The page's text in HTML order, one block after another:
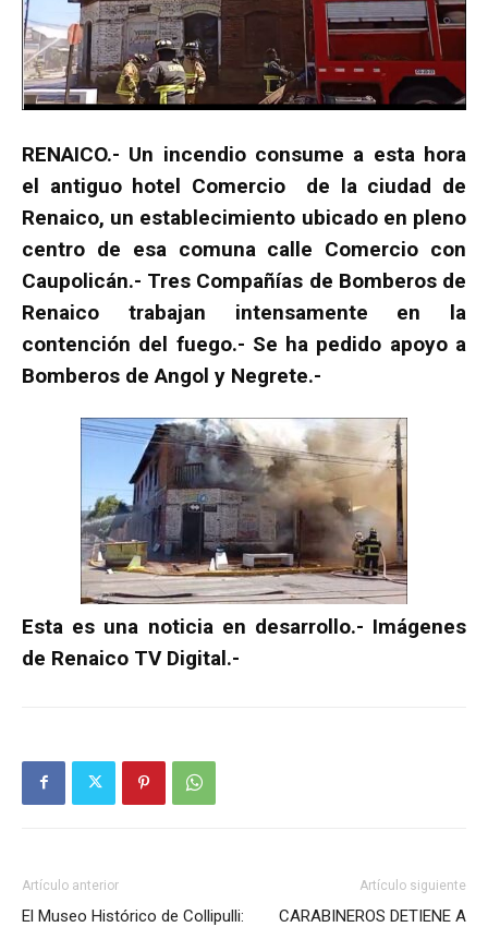
RENAICO.- Un incendio consume a esta hora
el antiguo hotel Comercio de la ciudad de
Renaico, un establecimiento ubicado en pleno
centro de esa comuna calle Comercio con
Caupolicán.- Tres Compañías de Bomberos de
Renaico trabajan intensamente en la
contención del fuego.- Se ha pedido apoyo a
Bomberos de Angol y Negrete.-
Esta es una noticia en desarrollo.- Imágenes
de Renaico TV Digital.-
Artículo anterior
El Museo Histórico de Collipulli:
Artículo siguiente
CARABINEROS DETIENE A